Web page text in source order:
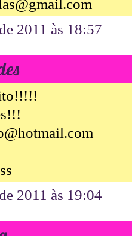
2011 às 18:57
2011 às 19:04